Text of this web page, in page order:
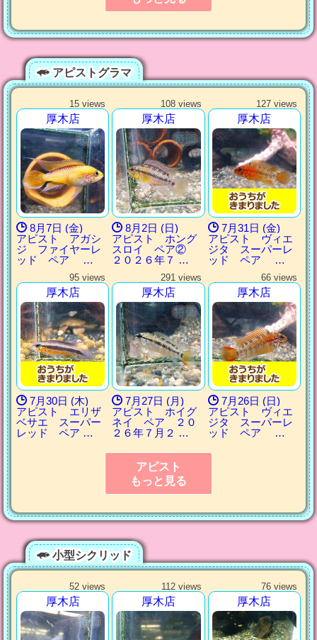
アピストグラマ
15 views
厚木店
8月7日 (金)
アピスト アガシ
ジ ファイヤーレ
ッド ペア …
108 views
厚木店
8月2日 (日)
アピスト ホング
スロイ ペア②
２０２６年７ …
127 views
厚木店
7月31日 (金)
アピスト ヴィエ
ジタ スーパーレ
ッド ペア …
95 views
厚木店
7月30日 (木)
アピスト エリザ
ベサエ スーパー
レッド ペア …
291 views
厚木店
7月27日 (月)
アピスト ホイグ
ネイ ペア ２０
２６年７月２ …
66 views
厚木店
7月26日 (日)
アピスト ヴィエ
ジタ スーパーレ
ッド ペア …
アピスト
もっと見る
小型シクリッド
52 views
厚木店
112 views
厚木店
76 views
厚木店